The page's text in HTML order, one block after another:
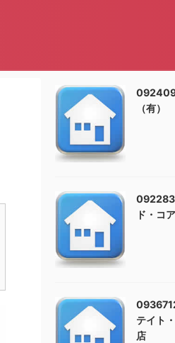
（有）
ド・コア
テイト
店